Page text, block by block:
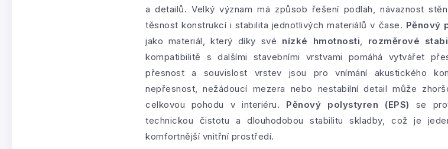
a detailů. Velký význam má způsob řešení podlah, návaznost
těsnost konstrukcí i stabilita jednotlivých materiálů v čase. Pěnový
jako materiál, který díky své nízké hmotnosti, rozměrové
kompatibilitě s dalšími stavebními vrstvami pomáhá vytvářet
přesnost a souvislost vrstev jsou pro vnímání akustického
nepřesnost, nežádoucí mezera nebo nestabilní detail může
celkovou pohodu v interiéru. Pěnový polystyren (EPS) se
technickou čistotu a dlouhodobou stabilitu skladby, což je
komfortnější vnitřní prostředí.